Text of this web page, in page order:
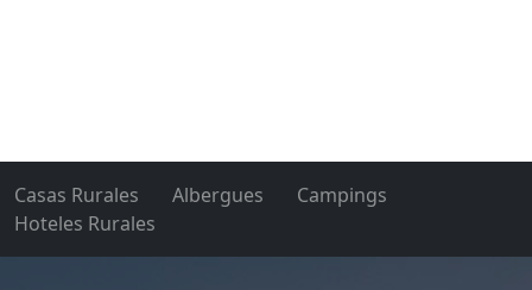
Casas Rurales Albergues
Campings
Hoteles Rurales